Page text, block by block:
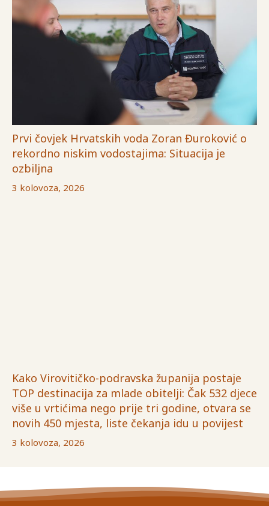
Prvi čovjek Hrvatskih voda Zoran Đuroković o
rekordno niskim vodostajima: Situacija je
ozbiljna
3 kolovoza, 2026
Kako Virovitičko-podravska županija postaje
TOP destinacija za mlade obitelji: Čak 532 djece
više u vrtićima nego prije tri godine, otvara se
novih 450 mjesta, liste čekanja idu u povijest
3 kolovoza, 2026